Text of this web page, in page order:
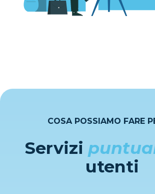
COSA POSSIAMO FARE
Servizi
utenti